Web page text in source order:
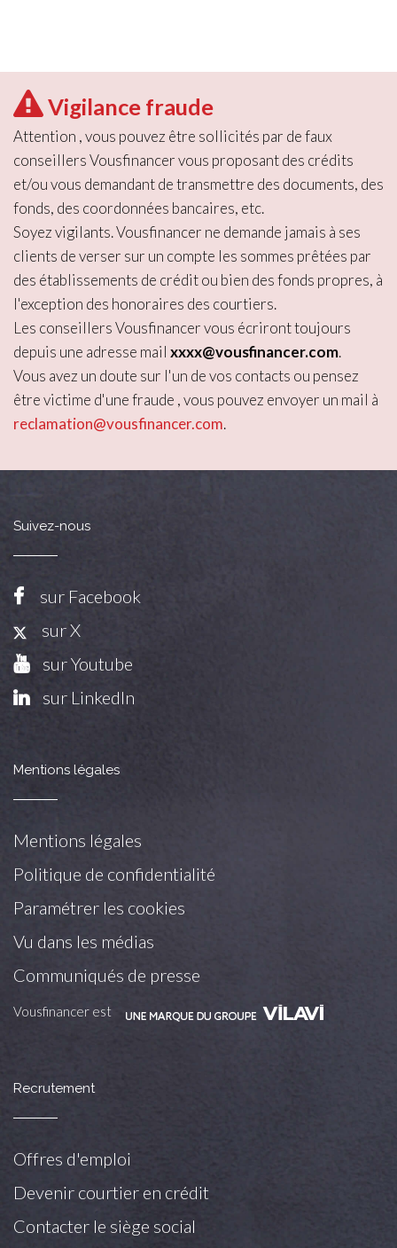
Vigilance fraude
Attention , vous pouvez être sollicités par de faux
conseillers Vousfinancer vous proposant des crédits
et/ou vous demandant de transmettre des documents, des
fonds, des coordonnées bancaires, etc.
Soyez vigilants. Vousfinancer ne demande jamais à ses
clients de verser sur un compte les sommes prêtées par
des établissements de crédit ou bien des fonds propres, à
l'exception des honoraires des courtiers.
Les conseillers Vousfinancer vous écriront toujours
depuis une adresse mail xxxx@vousfinancer.com.
Vous avez un doute sur l'un de vos contacts ou pensez
être victime d'une fraude , vous pouvez envoyer un mail à
reclamation@vousfinancer.com.
Suivez-nous
sur Facebook
sur X
sur Youtube
sur LinkedIn
Mentions légales
Mentions légales
Politique de confidentialité
Paramétrer les cookies
Vu dans les médias
Communiqués de presse
Vousfinancer est
Recrutement
Offres d'emploi
Devenir courtier en crédit
Contacter le siège social